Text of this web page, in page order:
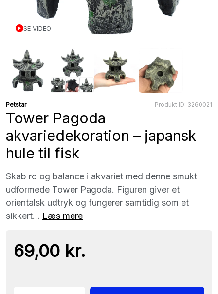
SE VIDEO
Petstar Produkt ID: 3260021
Tower Pagoda
akvariedekoration – japansk
hule til fisk
Skab ro og balance i akvariet med denne smukt
udformede Tower Pagoda. Figuren giver et
orientalsk udtryk og fungerer samtidig som et
sikkert... Læs mere
69,00 kr.